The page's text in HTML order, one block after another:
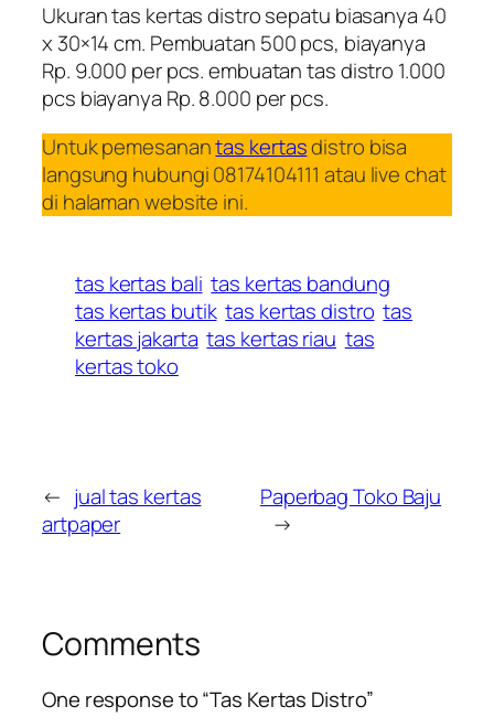
Ukuran tas kertas distro sepatu biasanya 40
x 30×14 cm. Pembuatan 500 pcs, biayanya
Rp. 9.000 per pcs. embuatan tas distro 1.000
pcs biayanya Rp. 8.000 per pcs.
Untuk pemesanantas kertasdistro bisa
langsung hubungi 08174104111 atau live chat
di halaman website ini.
tas kertas bali tas kertas bandung
tas kertas butik tas kertas distro tas
kertas jakarta tas kertas riau tas
kertas toko
← jual tas kertas
artpaper
Paperbag Toko Baju
→
Comments
One response to “Tas Kertas Distro”